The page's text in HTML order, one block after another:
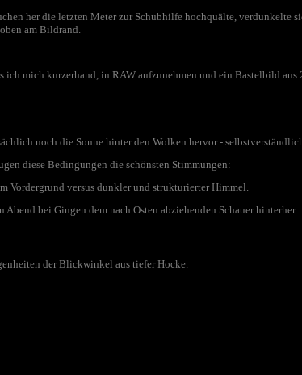
her die letzten Meter zur Schubhilfe hochquälte, verdunkelte
am Bildrand.
ich mich kurzerhand, in RAW aufzunehmen und ein Bastelbild
noch die Sonne hinter den Wolken hervor -
diese Bedingungen die schönsten Stimmungen:
Vordergrund versus dunkler und strukturierter Himmel.
Abend bei Gingen dem nach Osten abziehenden Schauer hinterher.
der Blickwinkel aus tiefer Hocke.